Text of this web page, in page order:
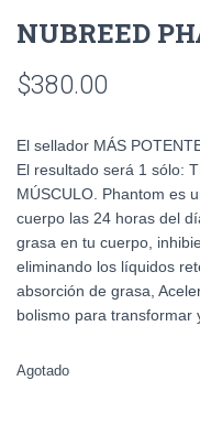
NUBREED
$380.00
El sellador MÁS
El resultado será 1 sólo:
MÚSCULO. Phantom es
cuerpo las 24 horas del
grasa en tu cuerpo,
eliminando los líquidos
absorción de grasa,
bolismo para transformar
Agotado